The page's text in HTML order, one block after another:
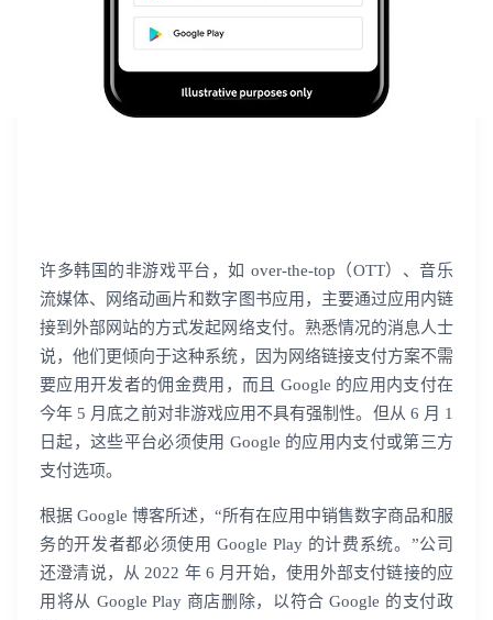
许多韩国的非游戏平台，如 over-the-top（OTT）、音乐
流媒体、网络动画片和数字图书应用，主要通过应用内链
接到外部网站的方式发起网络支付。熟悉情况的消息人士
说，他们更倾向于这种系统，因为网络链接支付方案不需
要应用开发者的佣金费用，而且 Google 的应用内支付在
今年 5 月底之前对非游戏应用不具有强制性。但从 6 月 1
日起，这些平台必须使用 Google 的应用内支付或第三方
支付选项。
根据 Google 博客所述，“所有在应用中销售数字商品和服
务的开发者都必须使用 Google Play 的计费系统。”公司
还澄清说，从 2022 年 6 月开始，使用外部支付链接的应
用将从 Google Play 商店删除，以符合 Google 的支付政